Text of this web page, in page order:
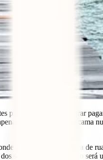
públicos, e podes esperar
3 euros, terás uma cama
a comeres (uma banca de
seus vizinhos, mas não será